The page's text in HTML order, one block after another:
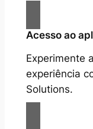
Acesso ao
Experimente
experiência
Solutions.